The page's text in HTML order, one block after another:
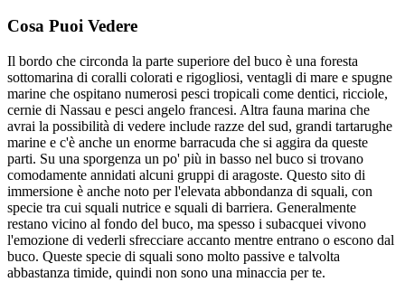
Cosa Puoi Vedere
Il bordo che circonda la parte superiore del buco è una foresta
sottomarina di coralli colorati e rigogliosi, ventagli di mare e spugne
marine che ospitano numerosi pesci tropicali come dentici, ricciole,
cernie di Nassau e pesci angelo francesi. Altra fauna marina che
avrai la possibilità di vedere include razze del sud, grandi tartarughe
marine e c'è anche un enorme barracuda che si aggira da queste
parti. Su una sporgenza un po' più in basso nel buco si trovano
comodamente annidati alcuni gruppi di aragoste. Questo sito di
immersione è anche noto per l'elevata abbondanza di squali, con
specie tra cui squali nutrice e squali di barriera. Generalmente
restano vicino al fondo del buco, ma spesso i subacquei vivono
l'emozione di vederli sfrecciare accanto mentre entrano o escono dal
buco. Queste specie di squali sono molto passive e talvolta
abbastanza timide, quindi non sono una minaccia per te.